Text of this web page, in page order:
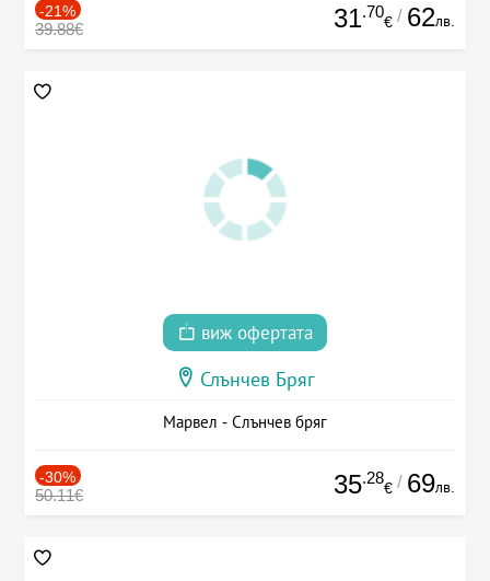
-21%
39.88€ 31.70
€ / 62лв.
виж офертата
Слънчев Бряг
Марвел - Слънчев бряг
-30%
50.11€ 35.28
€ / 69лв.